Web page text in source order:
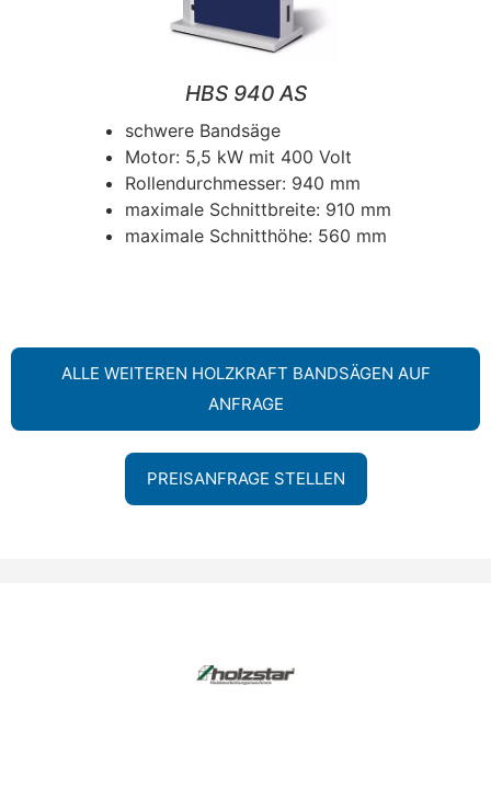
HBS 940 AS
schwere Bandsäge
Motor: 5,5 kW mit 400 Volt
Rollendurchmesser: 940 mm
maximale Schnittbreite: 910 mm
maximale Schnitthöhe: 560 mm
ALLE WEITEREN HOLZKRAFT BANDSÄGEN AUF
ANFRAGE
PREISANFRAGE STELLEN